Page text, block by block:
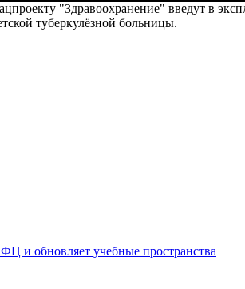
"Здравоохранение" введут в
туберкулёзной больницы.
и обновляет учебные пространства